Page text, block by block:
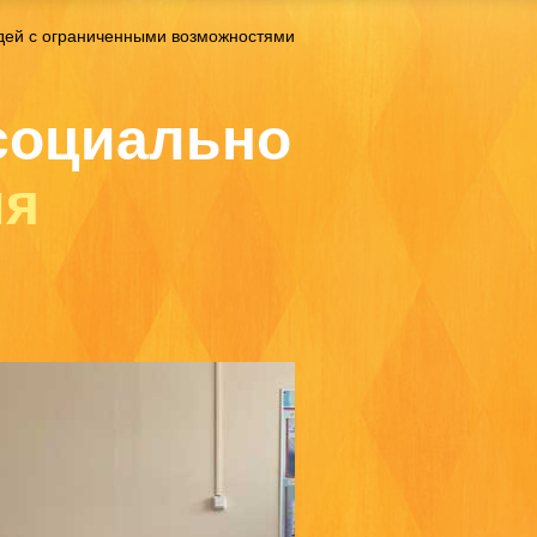
с ограниченными возможностями